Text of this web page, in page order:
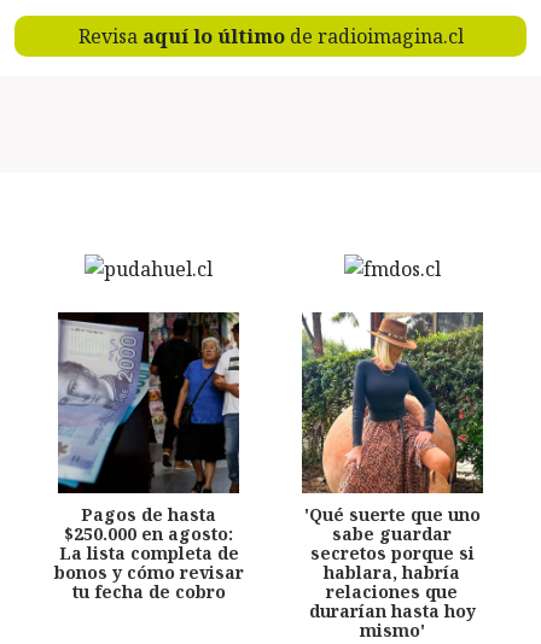
Revisa aquí lo últimode radioimagina.cl
Pagos de hasta
$250.000 en agosto:
La lista completa de
bonos y cómo revisar
tu fecha de cobro
'Qué suerte que uno
sabe guardar
secretos porque si
hablara, habría
relaciones que
durarían hasta hoy
mismo'